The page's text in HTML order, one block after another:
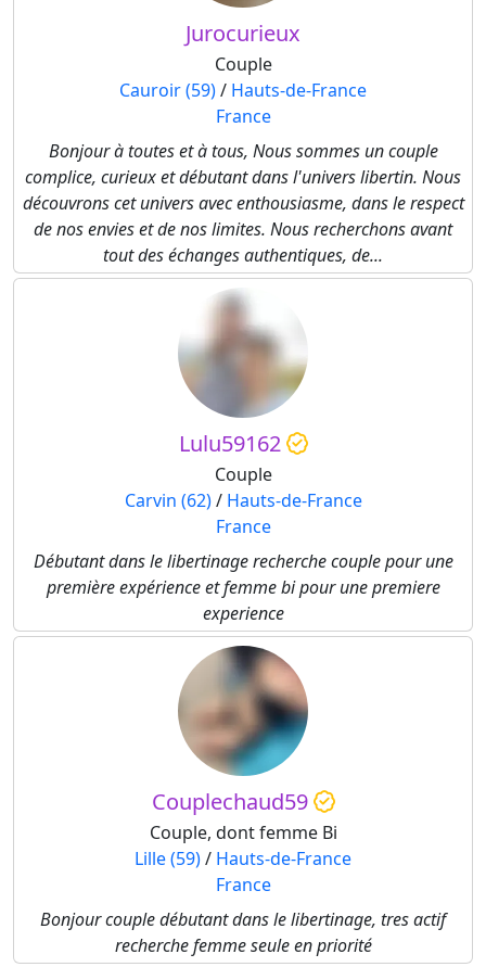
Jurocurieux
Couple
Cauroir (59)/ Hauts-de-France
France
Bonjour à toutes et à tous, Nous sommes un couple
complice, curieux et débutant dans l'univers libertin. Nous
découvrons cet univers avec enthousiasme, dans le respect
de nos envies et de nos limites. Nous recherchons avant
tout des échanges authentiques, de...
Lulu59162
Couple
Carvin (62)/ Hauts-de-France
France
Débutant dans le libertinage recherche couple pour une
première expérience et femme bi pour une premiere
experience
Couplechaud59
Couple, dont femme Bi
Lille (59)/ Hauts-de-France
France
Bonjour couple débutant dans le libertinage, tres actif
recherche femme seule en priorité